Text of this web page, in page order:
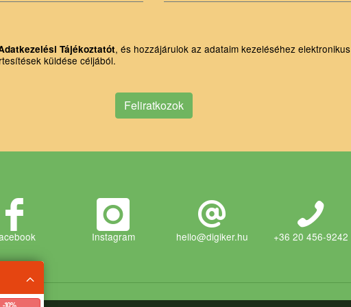
- 10 %
Tájékoztatót, és hozzájárulok az adataim kezeléséhez elektronikus
küldése céljából.
Feliratkozok
Instagram hello@digiker.hu +36 20 456-9242